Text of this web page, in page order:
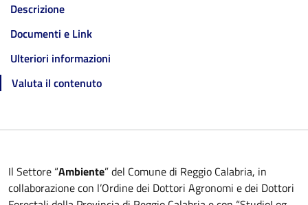
Descrizione
Documenti e Link
Ulteriori informazioni
Valuta il contenuto
Il Settore “Ambiente” del Comune di Reggio Calabria, in
collaborazione con l’Ordine dei Dottori Agronomi e dei Dottori